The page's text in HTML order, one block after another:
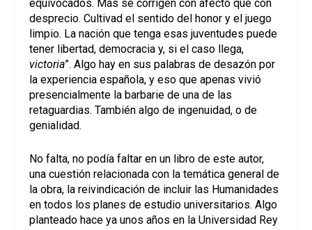
equivocados. Más se corrigen con afecto que con
desprecio. Cultivad el sentido del honor y el juego
limpio. La nación que tenga esas juventudes puede
tener libertad, democracia y, si el caso llega,
victoria”. Algo hay en sus palabras de desazón por
la experiencia española, y eso que apenas vivió
presencialmente la barbarie de una de las
retaguardias. También algo de ingenuidad, o de
genialidad.
No falta, no podía faltar en un libro de este autor,
una cuestión relacionada con la temática general de
la obra, la reivindicación de incluir las Humanidades
en todos los planes de estudio universitarios. Algo
planteado hace ya unos años en la Universidad Rey